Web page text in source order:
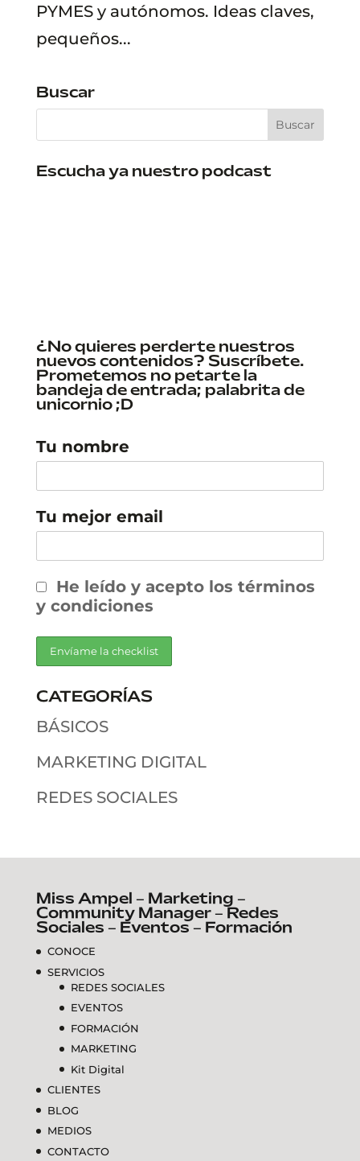
PYMES y autónomos. Ideas claves,
pequeños...
Buscar
Escucha ya nuestro podcast
¿No quieres perderte nuestros
nuevos contenidos? Suscríbete.
Prometemos no petarte la
bandeja de entrada; palabrita de
unicornio ;D
Tu nombre
Tu mejor email
He leído y acepto los términos
y condiciones
CATEGORÍAS
BÁSICOS
MARKETING DIGITAL
REDES SOCIALES
Miss Ampel – Marketing –
Community Manager – Redes
Sociales – Eventos – Formación
CONOCE
SERVICIOS
REDES SOCIALES
EVENTOS
FORMACIÓN
MARKETING
Kit Digital
CLIENTES
BLOG
MEDIOS
CONTACTO